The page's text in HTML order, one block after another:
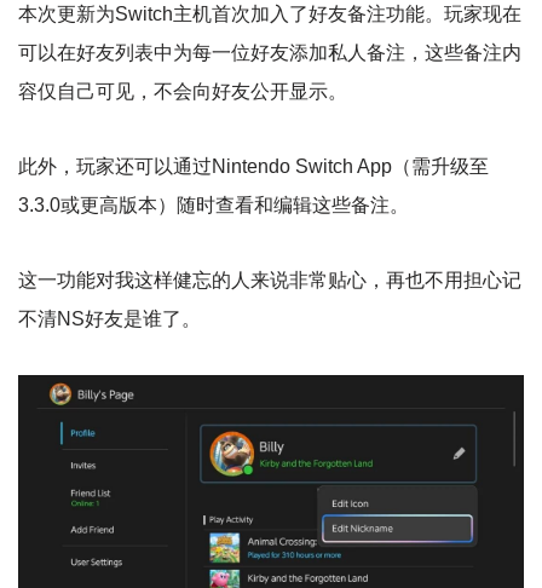
本次更新为Switch主机首次加入了好友备注功能。玩家现在
可以在好友列表中为每一位好友添加私人备注，这些备注内
容仅自己可见，不会向好友公开显示。
此外，玩家还可以通过Nintendo Switch App（需升级至
3.3.0或更高版本）随时查看和编辑这些备注。
这一功能对我这样健忘的人来说非常贴心，再也不用担心记
不清NS好友是谁了。